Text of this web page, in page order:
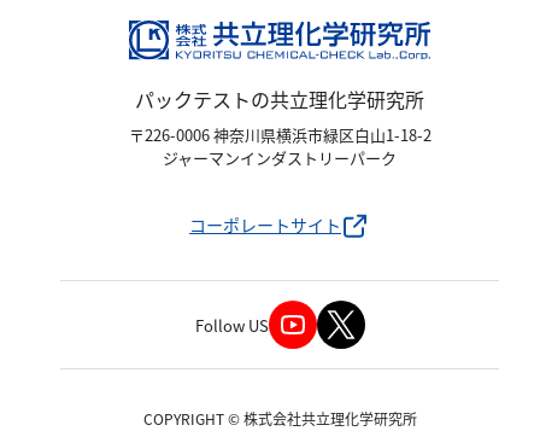
パックテストの共立理化学研究所
〒226-0006 神奈川県横浜市緑区白山1-18-2
ジャーマンインダストリーパーク
コーポレートサイト
Follow US
COPYRIGHT © 株式会社共立理化学研究所